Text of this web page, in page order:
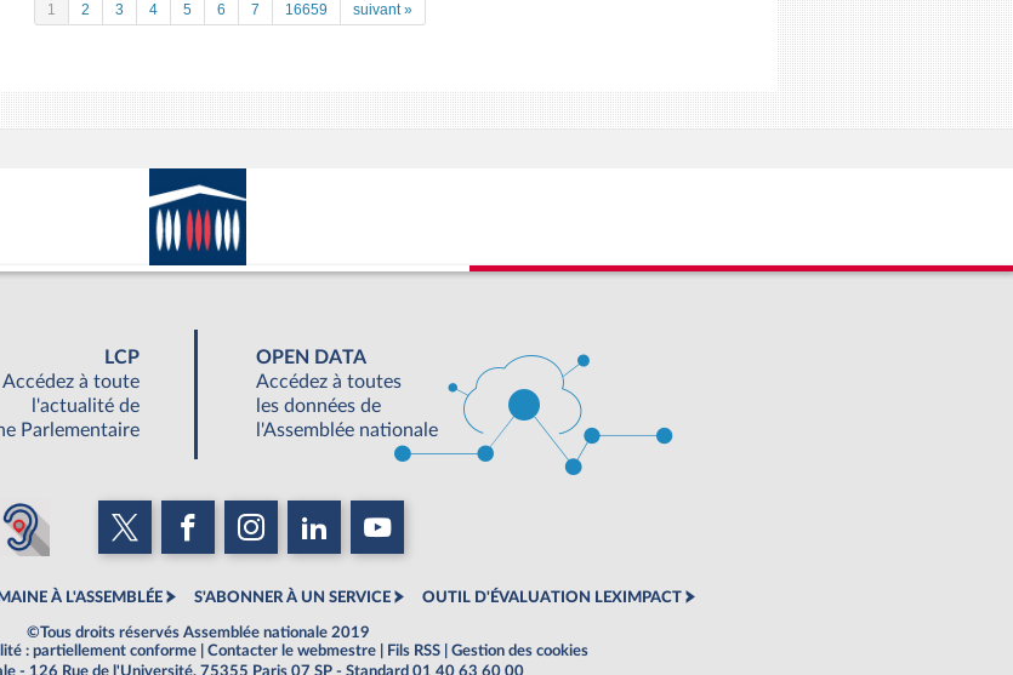
1 2 3 4 5 6 7 16659 suivant »
LCP
Accédez à toute
l'actualité de
Parlementaire
OPEN DATA
Accédez à toutes
les données de
l'Assemblée nationale
À L'ASSEMBLÉE S'ABONNER À UN SERVICE OUTIL D'ÉVALUATION LEXIMPACT
©Tous droits réservés Assemblée nationale 2019
: partiellement conforme Contacter le webmestre Fils RSS
Gestion des cookies
- 126 Rue de l'Université, 75355 Paris 07 SP - Standard 01 40 63 60 00